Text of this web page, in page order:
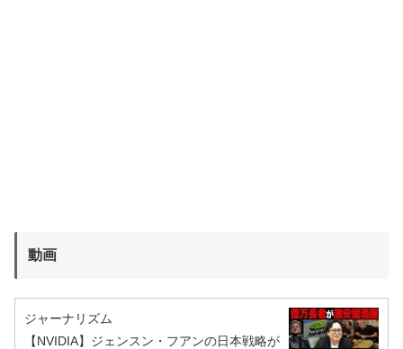
動画
ジャーナリズム
【NVIDIA】ジェンスン・フアンの日本戦略が